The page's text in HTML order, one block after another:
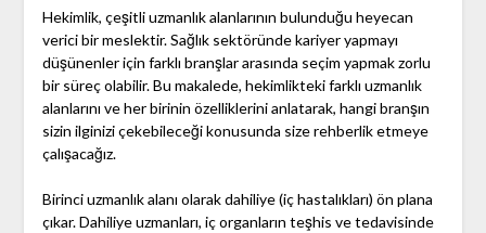
Hekimlik, çeşitli uzmanlık alanlarının bulunduğu heyecan
verici bir meslektir. Sağlık sektöründe kariyer yapmayı
düşünenler için farklı branşlar arasında seçim yapmak zorlu
bir süreç olabilir. Bu makalede, hekimlikteki farklı uzmanlık
alanlarını ve her birinin özelliklerini anlatarak, hangi branşın
sizin ilginizi çekebileceği konusunda size rehberlik etmeye
çalışacağız.
Birinci uzmanlık alanı olarak dahiliye (iç hastalıkları) ön plana
çıkar. Dahiliye uzmanları, iç organların teşhis ve tedavisinde